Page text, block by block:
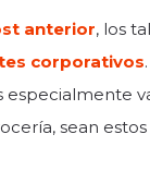
anterior, los
corporativos
especialmente
sean estos